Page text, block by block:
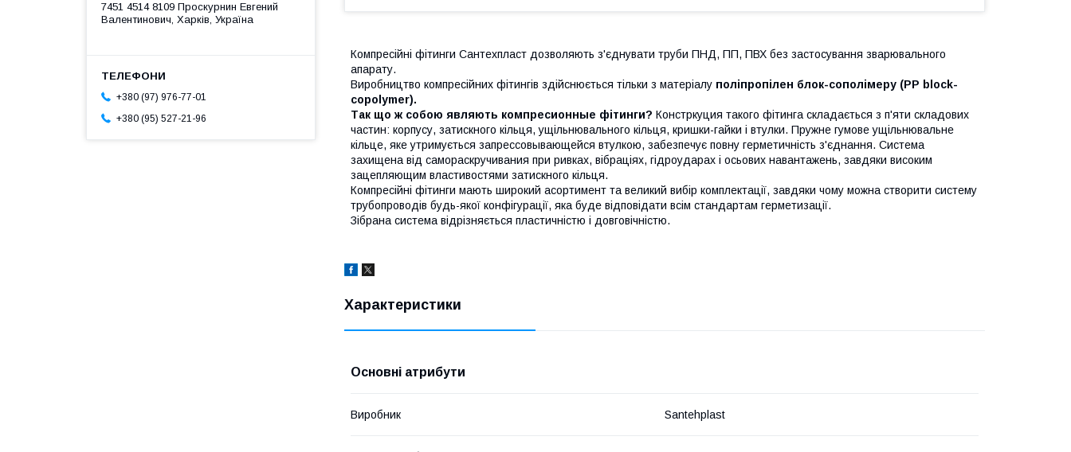
Компресійні фітинги Сантехпласт дозволяють з'єднувати труби ПНД, ПП, ПВХ без застосування зварювального
апарату.
Виробництво компресійних фітингів здійснюється тільки з матеріалу поліпропілен блок-сополімеру (PP block-
copolymer).
Так що ж собою являють компресионные фітинги? Констркуция такого фітинга складається з п'яти складових
частин: корпусу, затискного кільця, ущільнювального кільця, кришки-гайки і втулки. Пружне гумове ущільнювальне
кільце, яке утримується запрессовывающейся втулкою, забезпечує повну герметичність з'єднання. Система
захищена від самораскручивания при ривках, вібраціях, гідроударах і осьових навантажень, завдяки високим
зацепляющим властивостями затискного кільця.
Компресійні фітинги мають широкий асортимент та великий вибір комплектації, завдяки чому можна створити систему
трубопроводів будь-якої конфігурації, яка буде відповідати всім стандартам герметизації.
Зібрана система відрізняється пластичністю і довговічністю.
Характеристики
Основні атрибути
Виробник Santehplast
7451 4514 8109 Проскурнин Евгений
Валентинович, Харків, Україна
+380 (97) 976-77-01
+380 (95) 527-21-96